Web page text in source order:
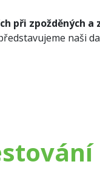
při zpožděných a
naši